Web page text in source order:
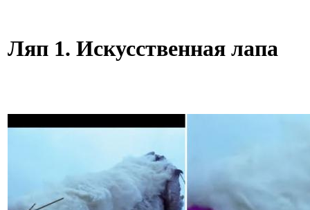
Ляп 1. Искусственная лапа